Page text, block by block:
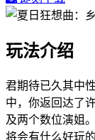
玩法介绍
君期待已久其中
中，你返回达了
及两个数位演姐
将会有什么好玩